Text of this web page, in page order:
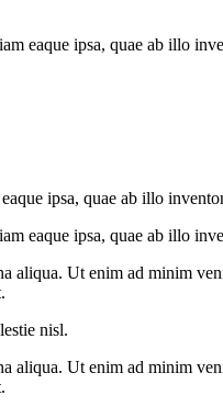
eaque ipsa, quae ab illo
ipsa, quae ab illo
eaque ipsa, quae ab illo
aliqua. Ut enim ad minim
nisl.
aliqua. Ut enim ad minim